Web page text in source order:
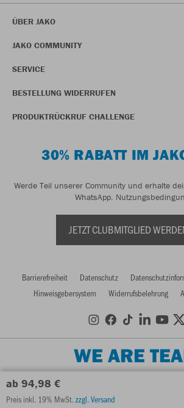
ab 94,98 €
Preis inkl. 19% MwSt.zzgl. Versand
ÜBER JAKO
JAKO COMMUNITY
SERVICE
BESTELLUNG WIDERRUFEN
PRODUKTRÜCKRUF CHALLENGE
30% RABATT IM
Werde Teil unserer Community und erhalte
WhatsApp.
JETZT CLUBMITGLIED
Barrierefreiheit Datenschutz
Hinweisgebersystem
Widerrufsbelehrung
WE ARE